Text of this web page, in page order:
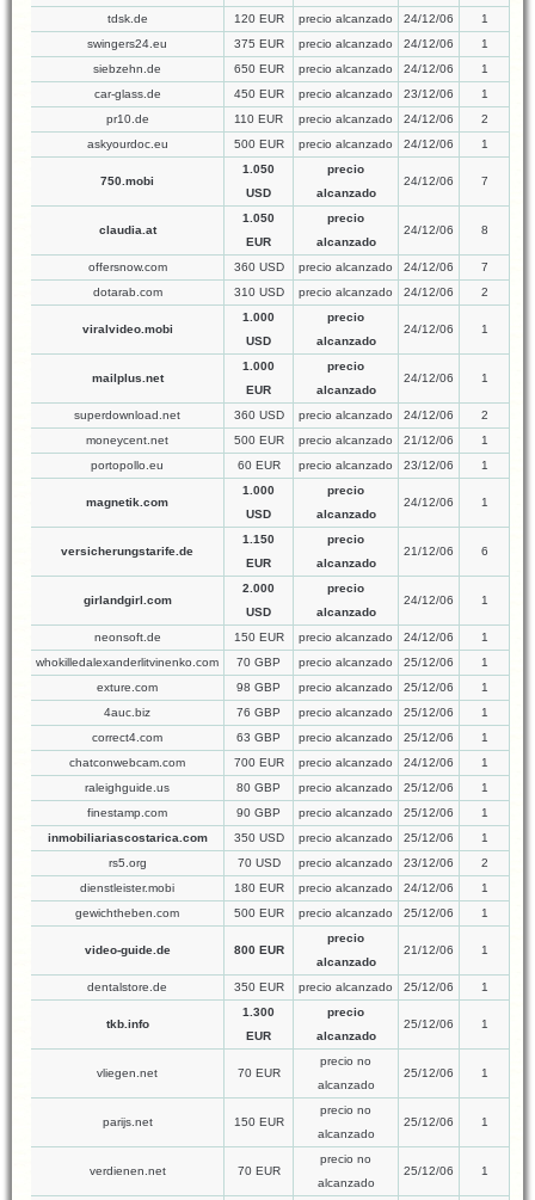
tdsk.de 120 EUR precio alcanzado 24/12/06
1
swingers24.eu
375 EUR precio alcanzado 24/12/06
1
siebzehn.de
650 EUR precio alcanzado 24/12/06
1
car-glass.de
450 EUR precio alcanzado 23/12/06
1
pr10.de
110 EUR precio alcanzado 24/12/06
2
askyourdoc.eu
500 EUR precio alcanzado 24/12/06 1
750.mobi
1.050
USD
precio
alcanzado
24/12/06 7
claudia.at
1.050
EUR
precio
alcanzado
24/12/06 8
offersnow.com 360 USD precio alcanzado 24/12/06
7
dotarab.com
310 USD precio alcanzado 24/12/06 2
viralvideo.mobi
1.000
USD
precio
alcanzado
24/12/06 1
mailplus.net
1.000
EUR
precio
alcanzado
24/12/06 1
superdownload.net 360 USD precio alcanzado 24/12/06
2
moneycent.net
500 EUR precio alcanzado 21/12/06
1
portopollo.eu
60 EUR precio alcanzado 23/12/06 1
magnetik.com
1.000
USD
precio
alcanzado
24/12/06 1
versicherungstarife.de
1.150
EUR
precio
alcanzado
21/12/06 6
girlandgirl.com
2.000
USD
precio
alcanzado
24/12/06 1
neonsoft.de 150 EUR precio alcanzado 24/12/06
1
whokilledalexanderlitvinenko.com
70 GBP precio alcanzado 25/12/06
1
exture.com
98 GBP precio alcanzado 25/12/06
1
4auc.biz
76 GBP precio alcanzado 25/12/06
1
correct4.com
63 GBP precio alcanzado 25/12/06
1
chatconwebcam.com
700 EUR precio alcanzado 24/12/06
1
raleighguide.us
80 GBP precio alcanzado 25/12/06
1
finestamp.com
90 GBP precio alcanzado 25/12/06
1
inmobiliariascostarica.com
350 USD precio alcanzado 25/12/06
1
rs5.org
70 USD precio alcanzado 23/12/06
2
dienstleister.mobi
180 EUR precio alcanzado 24/12/06
1
gewichtheben.com
500 EUR precio alcanzado 25/12/06 1
video-guide.de 800 EUR
precio
alcanzado
21/12/06 1
dentalstore.de 350 EUR precio alcanzado 25/12/06 1
tkb.info
1.300
EUR
precio
alcanzado
25/12/06 1
vliegen.net 70 EUR
precio no
alcanzado
25/12/06 1
parijs.net 150 EUR
precio no
alcanzado
25/12/06 1
verdienen.net 70 EUR
precio no
alcanzado
25/12/06 1